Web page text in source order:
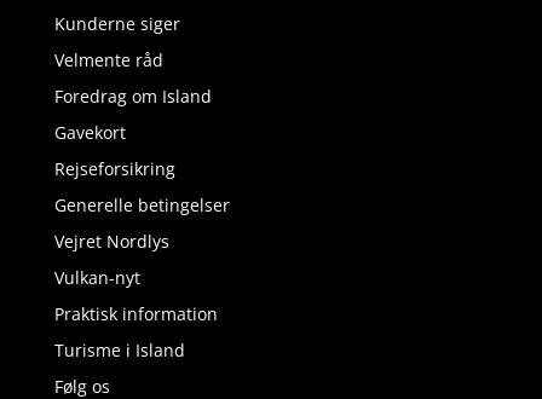
Kunderne siger
Velmente råd
Foredrag om Island
Gavekort
Rejseforsikring
Generelle betingelser
Vejret Nordlys
Vulkan-nyt
Praktisk information
Turisme i Island
Følg os